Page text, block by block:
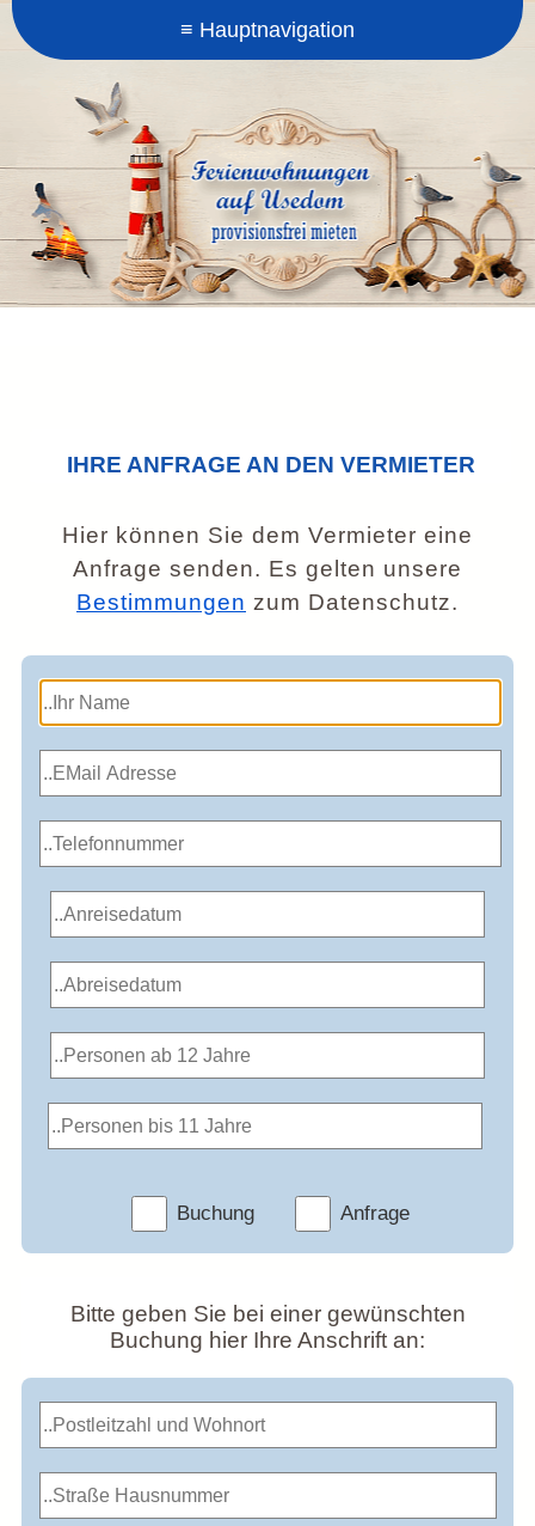
IHRE ANFRAGE AN DEN VERMIETER
Hier können Sie dem Vermieter eine
Anfrage senden. Es gelten unsere
Bestimmungen zum Datenschutz.
Buchung Anfrage
Bitte geben Sie bei einer gewünschten
Buchung hier Ihre Anschrift an: